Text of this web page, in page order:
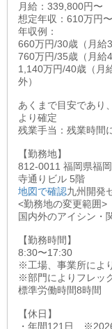
月給：339,800円〜
想定年収：610万円
年収例：
660万円/30歳（月給
760万円/35歳（月給
1,140万円/40歳（月
外）
あくまで目安であり
より確定
残業手当：残業時間
【勤務地】
812-0011 福岡県福
寺通りビル 5階
地図で確認九州開発
<勤務地の変更範囲>
国内外のアイシン・
【勤務時間】
8:30〜17:30
※工場、事業所によ
※部門によりフレッ
標準労働時間8時間
【休日】
・年間121日